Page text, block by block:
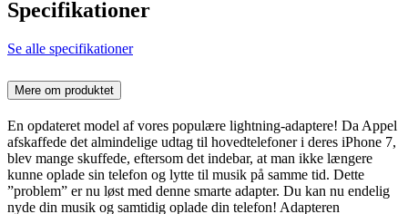
Specifikationer
Se alle specifikationer
Mere om produktet
En opdateret model af vores populære lightning-adaptere! Da Appel
afskaffede det almindelige udtag til hovedtelefoner i deres iPhone 7,
blev mange skuffede, eftersom det indebar, at man ikke længere
kunne oplade sin telefon og lytte til musik på samme tid. Dette
”problem” er nu løst med denne smarte adapter. Du kan nu endelig
nyde din musik og samtidig oplade din telefon! Adapteren